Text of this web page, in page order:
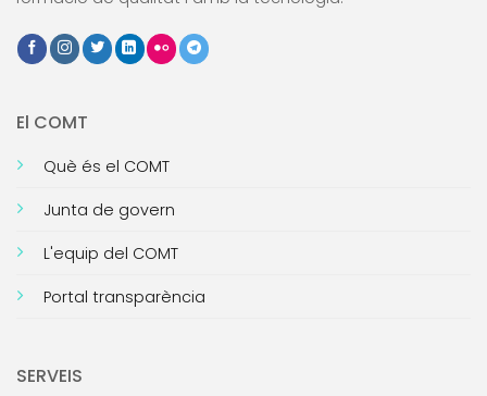
El COMT
Què és el COMT
Junta de govern
L'equip del COMT
Portal transparència
SERVEIS